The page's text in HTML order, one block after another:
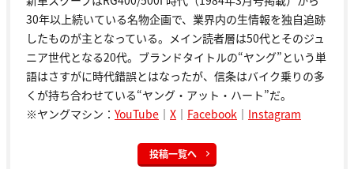
30年以上続いている名物企画で、業界内の生情報を独自追跡
したものが主となっている。メイン読者層は50代とそのジュ
ニア世代となる20代。ブランドタイトルの“ヤング”という単
語はさすがに時代錯誤とはなったが、信条はバイク乗りの多
くが持ち合わせている“ヤング・アット・ハート”だ。
※ヤングマシン： YouTube ｜ X ｜ Facebook ｜ Instagram
投稿一覧へ